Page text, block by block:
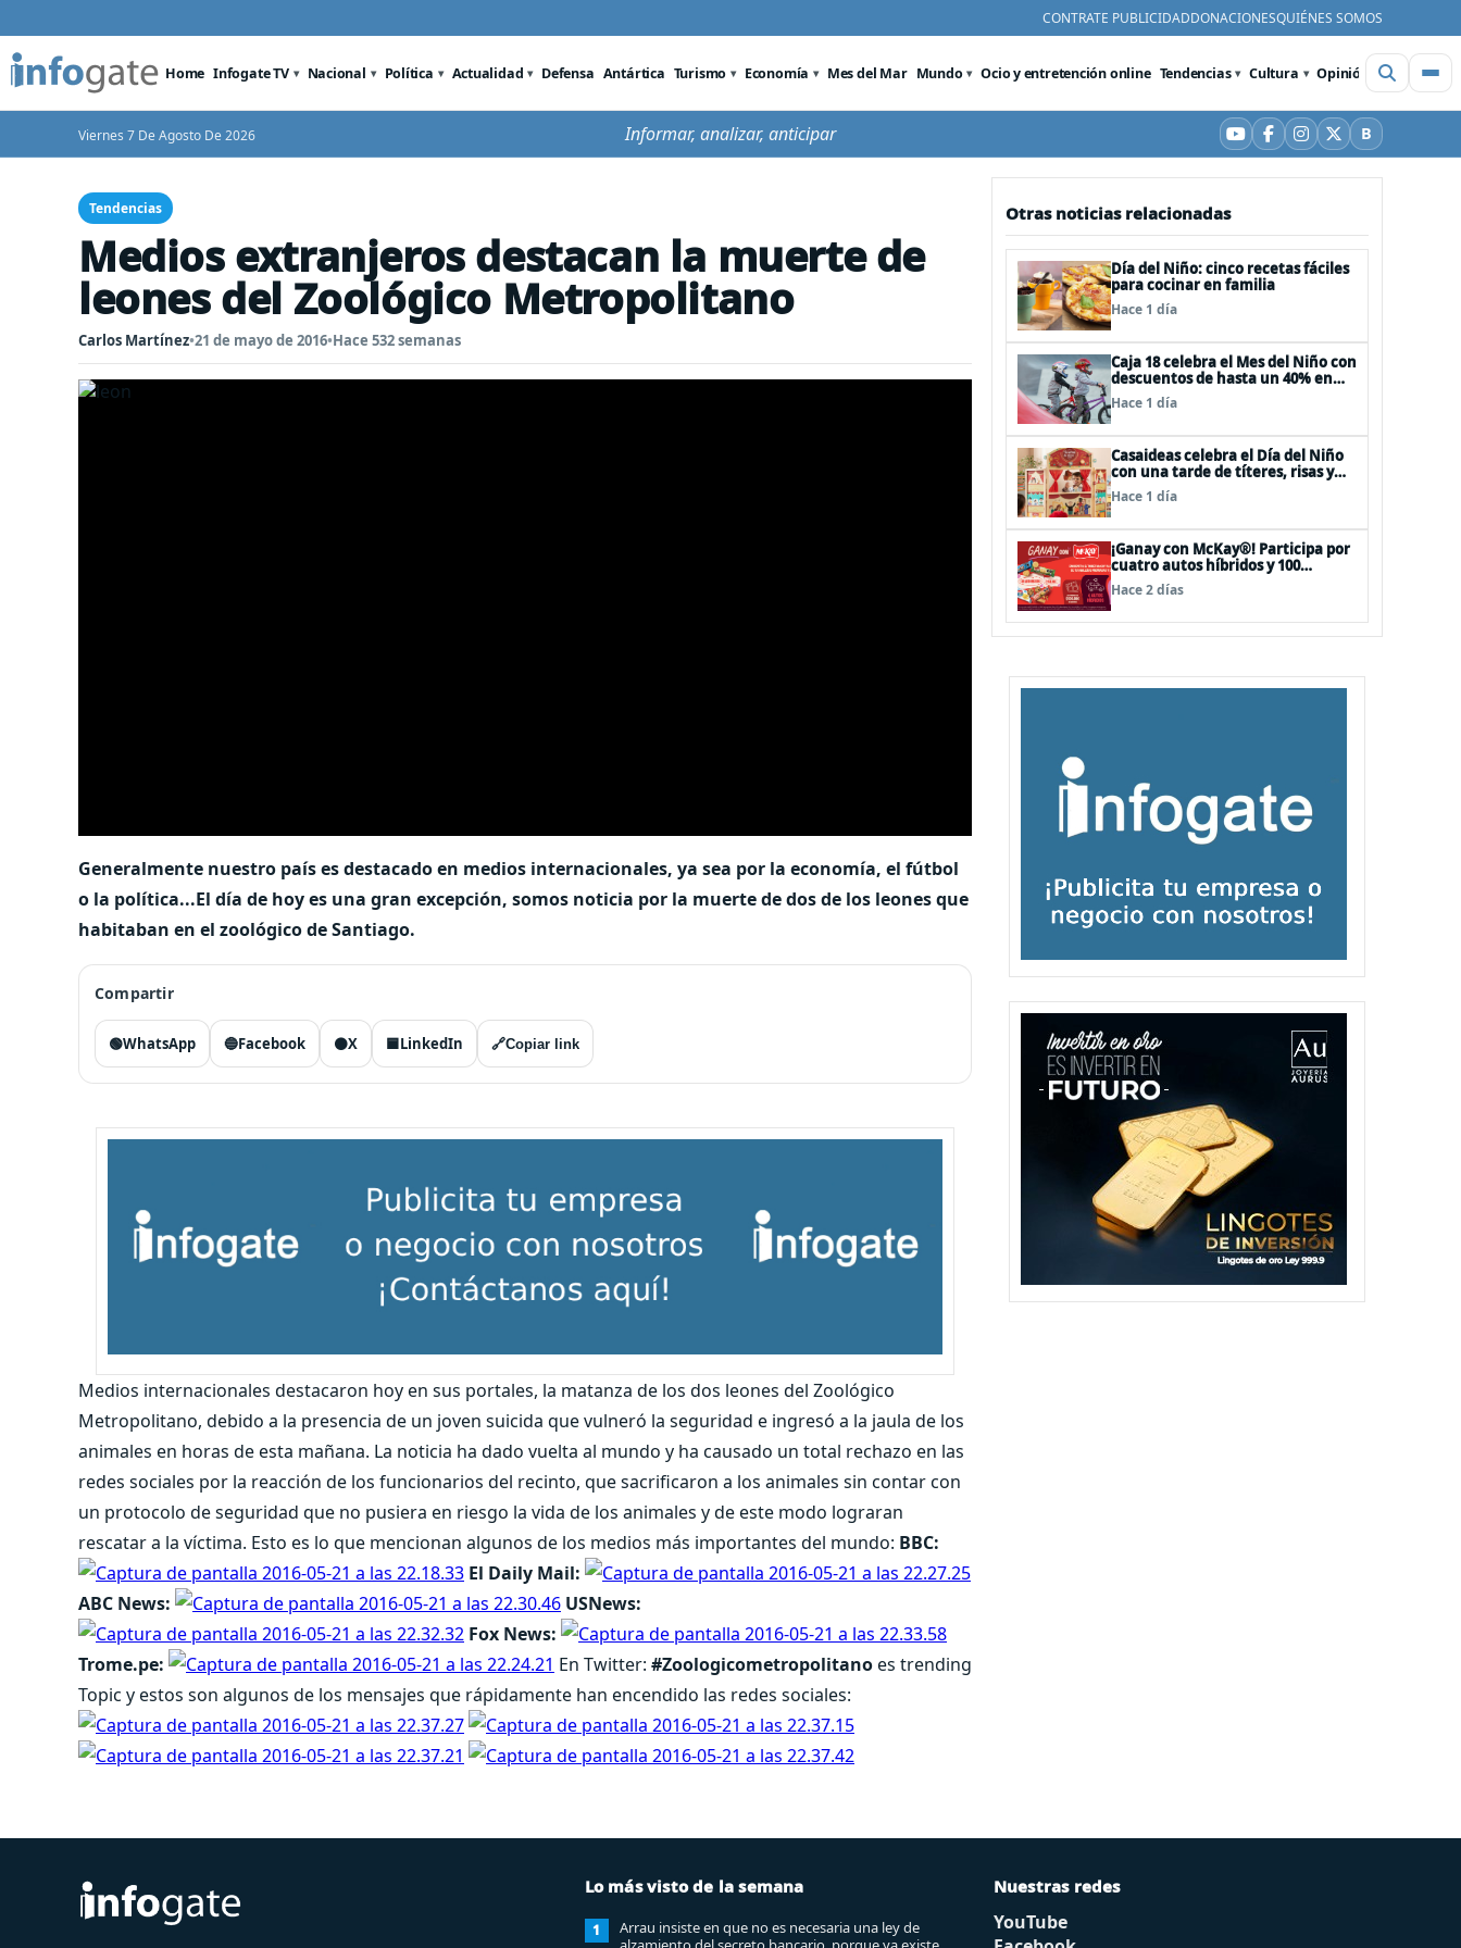
CONTRATE PUBLICIDADDONACIONESQUIÉNES SOMOS
Home Infogate TV Nacional Política Actualidad Defensa Antártica Turismo Economía Mes del Mar Mundo Ocio y entretención online Tendencias Cultura Opinión Videos
Viernes 7 De Agosto De 2026 Informar, analizar, anticipar YouTube
Facebook
Instagram
X BBluesky
Tendencias
Medios extranjeros destacan la muerte de
leones del Zoológico Metropolitano
Carlos Martínez•21 de mayo de 2016•Hace 532 semanas
Generalmente nuestro país es destacado en medios internacionales, ya sea por la economía, el fútbol
o la política...El día de hoy es una gran excepción, somos noticia por la muerte de dos de los leones que
habitaban en el zoológico de Santiago.
Compartir
🟢WhatsApp 🔵Facebook ⚫X 🟦LinkedIn 🔗Copiar link
Medios internacionales destacaron hoy en sus portales, la matanza de los dos leones del Zoológico
Metropolitano, debido a la presencia de un joven suicida que vulneró la seguridad e ingresó a la jaula de los
animales en horas de esta mañana. La noticia ha dado vuelta al mundo y ha causado un total rechazo en las
redes sociales por la reacción de los funcionarios del recinto, que sacrificaron a los animales sin contar con
un protocolo de seguridad que no pusiera en riesgo la vida de los animales y de este modo lograran
rescatar a la víctima. Esto es lo que mencionan algunos de los medios más importantes del mundo: BBC:
El Daily Mail:
ABC News:
USNews:
Fox News:
Trome.pe:
En Twitter: #Zoologicometropolitanoes trending
Topic y estos son algunos de los mensajes que rápidamente han encendido las redes sociales:
Otras noticias relacionadas
Día del Niño: cinco recetas fáciles
para cocinar en familia
Hace 1 día
Caja 18 celebra el Mes del Niño con
descuentos de hasta un 40% en
panoramas, cine, shows y
streaming
Hace 1 día
Casaideas celebra el Día del Niño
con una tarde de títeres, risas y
sorpresas en el Mall Plaza Vespucio
Hace 1 día
¡Ganay con McKay®! Participa por
cuatro autos híbridos y 100
premios de $500.000
Hace 2 días
Lo más visto de la semana
1
Arrau insiste en que no es necesaria una ley de
Nuestras redes
YouTube